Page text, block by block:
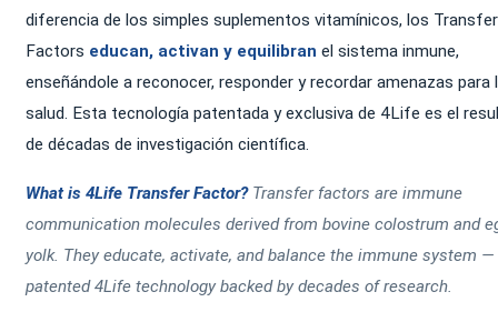
diferencia de los simples suplementos vitamínicos, los Transfer
Factors educan, activan y equilibran el sistema inmune,
enseñándole a reconocer, responder y recordar amenazas para
salud. Esta tecnología patentada y exclusiva de 4Life es el
de décadas de investigación científica.
What is 4Life Transfer Factor?Transfer factors are immune
communication molecules derived from bovine colostrum and
yolk. They educate, activate, and balance the immune system —
patented 4Life technology backed by decades of research.